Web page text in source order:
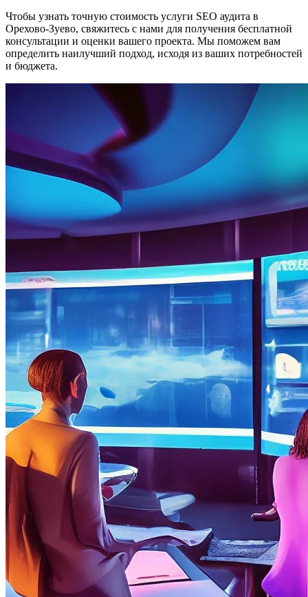
Чтобы узнать точную стоимость услуги SEO аудита в
Орехово-Зуево, свяжитесь с нами для получения бесплатной
консультации и оценки вашего проекта. Мы поможем вам
определить наилучший подход, исходя из ваших потребностей
и бюджета.